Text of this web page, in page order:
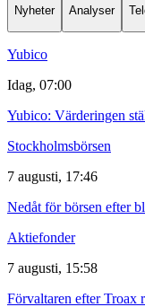
Nyheter Analyser
Yubico
Idag, 07:00
Yubico: Värderingen
Stockholmsbörsen
7 augusti, 17:46
Nedåt för börsen efter
Aktiefonder
7 augusti, 15:58
Förvaltaren efter Troax